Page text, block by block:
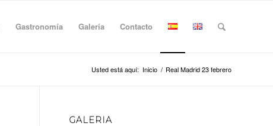
Gastronomía Galería Contacto
Usted está aquí: Inicio / Real Madrid 23 febrero
GALERIA